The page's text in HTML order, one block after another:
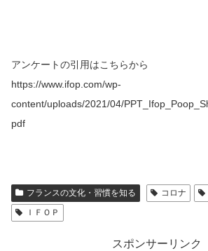
アンケートの引用はこちらから
https://www.ifop.com/wp-
content/uploads/2021/04/
pdf
フランスの文化・習慣を知る コロナ
ＩＦＯＰ
スポンサーリンク